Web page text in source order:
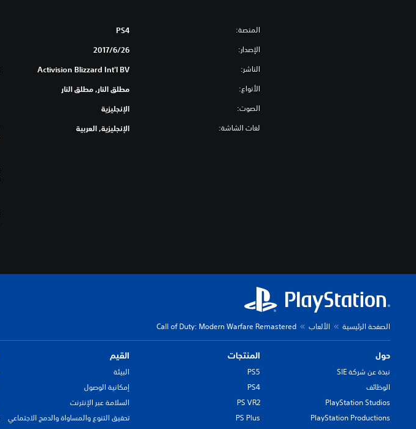
المنصة: PS4
الإصدار: 26‏/6‏/2017
الناشر: Activision Blizzard Int'l BV
الأنواع: مطلق النار, مطلق النار
الصوت: الإنجليزية
لغات الشاشة: الإنجليزية, العربية
الصفحة الرئيسية الألعاب Call of Duty: Modern Warfare Remastered
حول
نبذة عن شركة SIE
الوظائف
PlayStation Studios
PlayStation Productions
المنتجات
PS5
PS4
PS VR2
PS Plus
القيم
البيئة
إمكانية الوصول
السلامة عبر الإنترنت
تحقيق التنوع والمساواة والدمج الاجتماعي